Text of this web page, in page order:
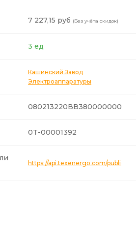
7 227,15 руб (Без учёта скидок)
3 ед
Кашинский Завод
Электроаппаратуры
080213220ВВ380000000
0T-00001392
https://api.texenergo.com/public/